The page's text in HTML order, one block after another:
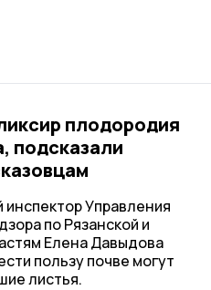
плодородия
подсказали
Управления
по Рязанской и
Елена Давыдова
пользу почве могут
листья.